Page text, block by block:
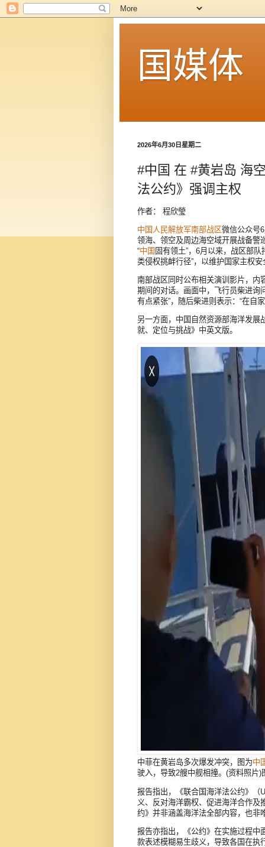
国媒体
2026年6月30日星期二
#中国 在 #黄岩岛 海
法公约》强调主权
作者： 程欣瑩
中国 人民解放军南部战区微信公众号
领海、领空及周边海空域开展战备警
“中国 固有领土”，6月以来，战区部
类侵权挑衅行径”，以维护国家主权
南部战区同时公布相关演训影片，内
期间的对话。画面中，飞行员柴进询
有点紧张”，随后柴进则表示：“在自
另一方面，中国自然资源部海洋发展
就、定位与挑战》中英文版。
中菲在黄岩岛多次爆发冲突，图为中
驶入，导致2艘中舰相撞。(资料照片)
报告指出，《联合国海洋法公约》（
义、反对海洋霸权、促进海洋合作
约》并非涵盖海洋法全部内容，也非
报告亦指出，《公约》在实施过程中
款表述模糊易生歧义，导致各国在执